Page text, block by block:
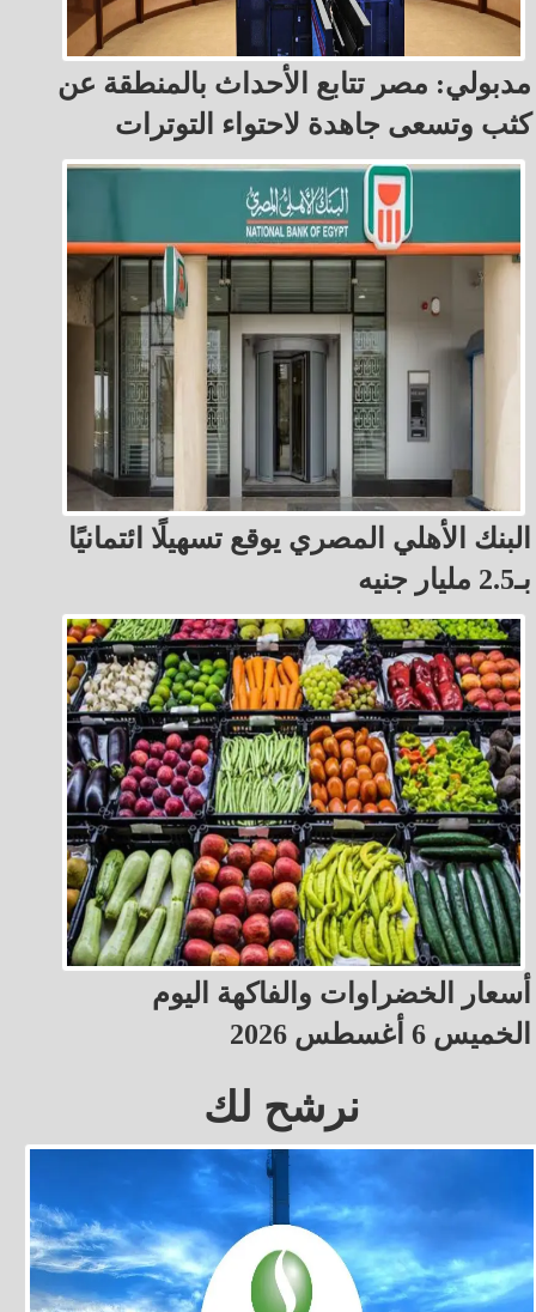
مدبولي: مصر تتابع الأحداث بالمنطقة عن
كثب وتسعى جاهدة لاحتواء التوترات
البنك الأهلي المصري يوقع تسهيلًا ائتمانيًا
بـ2.5 مليار جنيه
أسعار الخضراوات والفاكهة اليوم
الخميس 6 أغسطس 2026
نرشح لك